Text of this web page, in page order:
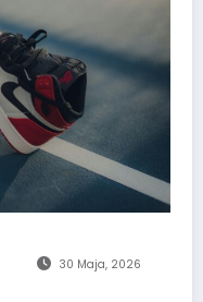
30 Maja, 2026